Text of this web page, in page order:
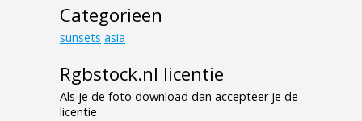
Categorieen
sunsets asia
Rgbstock.nl licentie
Als je de foto download dan accepteer je de
licentie